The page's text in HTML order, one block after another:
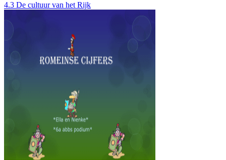
4.3 De cultuur van het Rijk